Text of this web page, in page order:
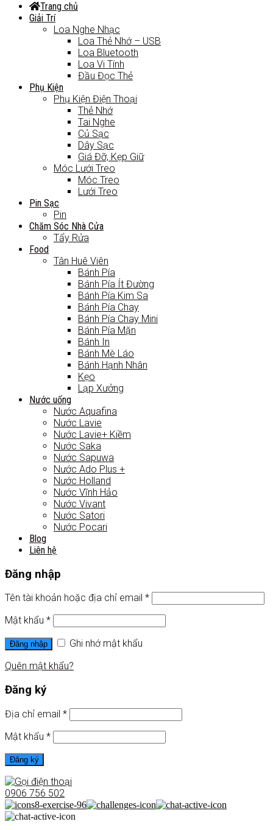
Trang chủ
Giải Trí
Loa Nghe Nhạc
Loa Thẻ Nhớ – USB
Loa Bluetooth
Loa Vi Tính
Đầu Đọc Thẻ
Phụ Kiện
Phụ Kiện Điện Thoại
Thẻ Nhớ
Tai Nghe
Củ Sạc
Dây Sạc
Giá Đỡ, Kẹp Giữ
Móc Lưới Treo
Móc Treo
Lưới Treo
Pin Sạc
Pin
Chăm Sóc Nhà Cửa
Tẩy Rửa
Food
Tân Huê Viên
Bánh Pía
Bánh Pía Ít Đường
Bánh Pía Kim Sa
Bánh Pía Chay
Bánh Pía Chay Mini
Bánh Pía Mặn
Bánh In
Bánh Mè Láo
Bánh Hạnh Nhân
Kẹo
Lạp Xưởng
Nước uống
Nước Aquafina
Nước Lavie
Nước Lavie+ Kiềm
Nước Saka
Nước Sapuwa
Nước Ado Plus +
Nước Holland
Nước Vĩnh Hảo
Nước Vivant
Nước Satori
Nước Pocari
Blog
Liên hệ
Đăng nhập
Tên tài khoản hoặc địa chỉ email *
Mật khẩu *
Đăng nhập
Ghi nhớ mật khẩu
Quên mật khẩu?
Đăng ký
Địa chỉ email *
Mật khẩu *
Đăng ký
0906 756 502